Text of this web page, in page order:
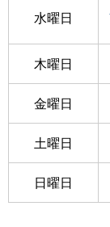
水曜日
木曜日
金曜日
土曜日
日曜日